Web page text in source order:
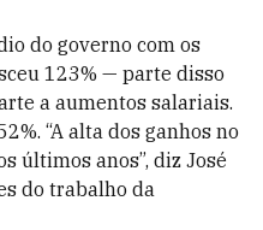
do governo com os
123% — parte disso
a aumentos salariais.
“A alta dos ganhos no
últimos anos”, diz José
do trabalho da